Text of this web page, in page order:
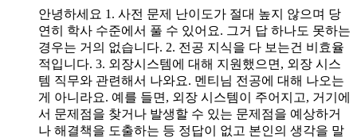
안녕하세요 1. 사전 문제 난이도가 절대 높지 않으며 당
연히 학사 수준에서 풀 수 있어요. 그거 답 하나도 못하는
경우는 거의 없습니다. 2. 전공 지식을 다 보는건 비효율
적입니다. 3. 외장시스템에 대해 지원했으면, 외장 시스
템 직무와 관련해서 나와요. 멘티님 전공에 대해 나오는
게 아니라요. 예를 들면, 외장 시스템이 주어지고, 거기에
서 문제점을 찾거나 발생할 수 있는 문제점을 예상하거
나 해결책을 도출하는 등 정답이 없고 본인의 생각을 말